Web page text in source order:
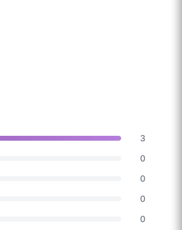
3
0
0
0
0